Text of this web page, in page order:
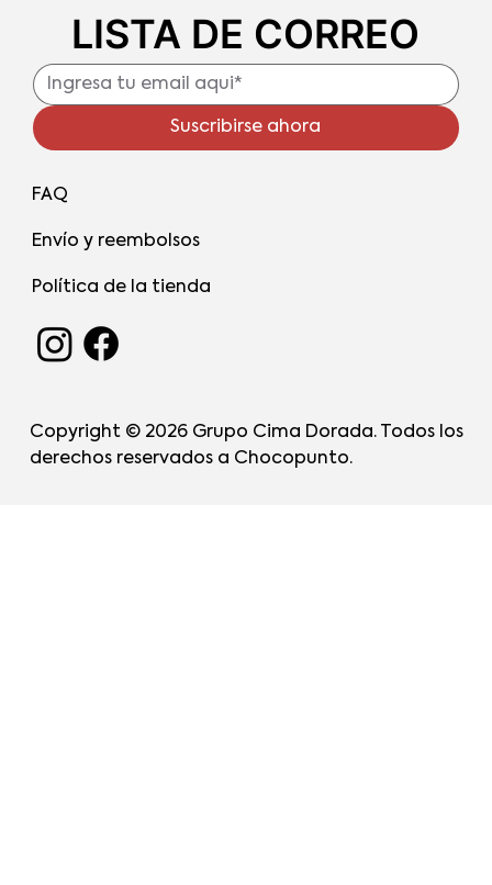
LISTA DE CORREO
Suscribirse ahora
FAQ
Envío y reembolsos
Política de la tienda
Copyright © 2026 Grupo Cima Dorada. Todos los
derechos reservados a Chocopunto.